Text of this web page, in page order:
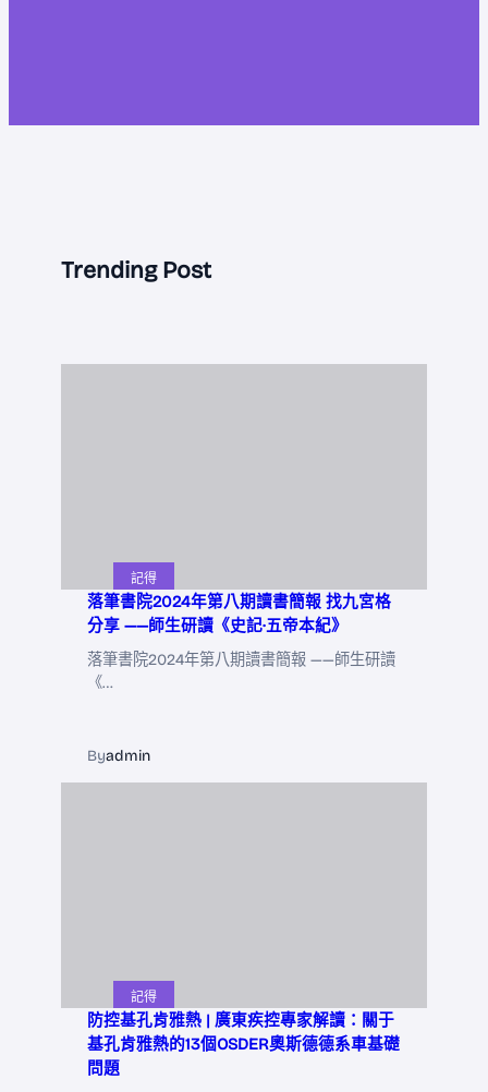
Trending Post
記得
落筆書院2024年第八期讀書簡報 找九宮格
分享 ——師生研讀《史記·五帝本紀》
落筆書院2024年第八期讀書簡報 ——師生研讀
《…
Byadmin
記得
防控基孔肯雅熱 | 廣東疾控專家解讀：關于
基孔肯雅熱的13個OSDER奧斯德德系車基礎
問題